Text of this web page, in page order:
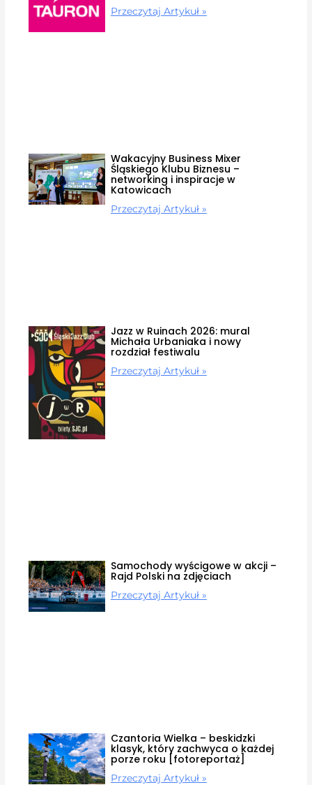
Przeczytaj Artykuł »
Wakacyjny Business Mixer
Śląskiego Klubu Biznesu –
networking i inspiracje w
Katowicach
Przeczytaj Artykuł »
Jazz w Ruinach 2026: mural
Michała Urbaniaka i nowy
rozdział festiwalu
Przeczytaj Artykuł »
Samochody wyścigowe w akcji –
Rajd Polski na zdjęciach
Przeczytaj Artykuł »
Czantoria Wielka – beskidzki
klasyk, który zachwyca o każdej
porze roku [fotoreportaż]
Przeczytaj Artykuł »